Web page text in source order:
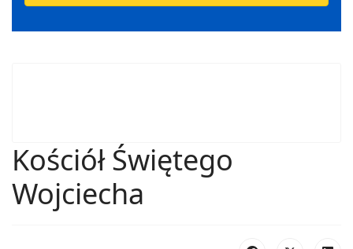
Kościół Świętego
Wojciecha